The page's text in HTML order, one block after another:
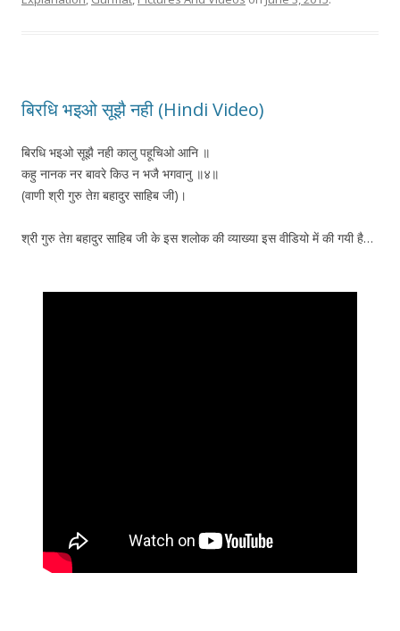
बिरधि भइओ सूझै नही (Hindi Video)
बिरधि भइओ सूझै नही कालु पहूचिओ आनि ॥
कहु नानक नर बावरे किउ न भजै भगवानु ॥४॥
(वाणी श्री गुरु तेग़ बहादुर साहिब जी)।
श्री गुरु तेग़ बहादुर साहिब जी के इस शलोक की व्याख्या इस वीडियो में की गयी है…